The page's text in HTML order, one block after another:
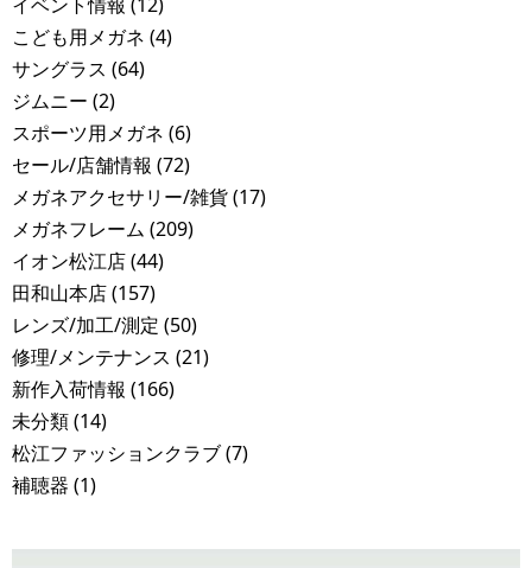
こども用メガネ (4)
サングラス (64)
ジムニー (2)
スポーツ用メガネ (6)
セール/店舗情報 (72)
メガネアクセサリー/雑貨(17)
メガネフレーム (209)
イオン松江店(44)
田和山本店(157)
レンズ/加工/測定 (50)
修理/メンテナンス (21)
新作入荷情報 (166)
未分類(14)
松江ファッションクラブ(7)
補聴器 (1)